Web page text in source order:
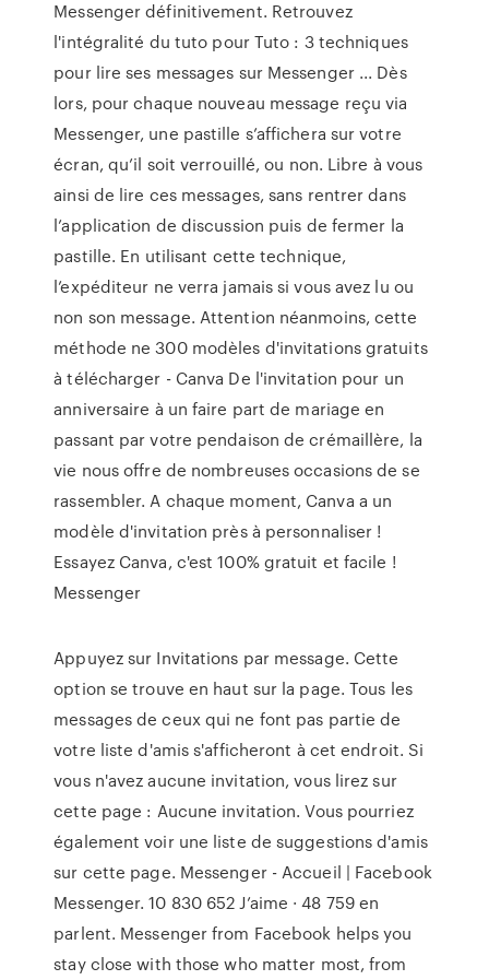
Messenger définitivement. Retrouvez
l'intégralité du tuto pour Tuto : 3 techniques
pour lire ses messages sur Messenger ... Dès
lors, pour chaque nouveau message reçu via
Messenger, une pastille s’affichera sur votre
écran, qu’il soit verrouillé, ou non. Libre à vous
ainsi de lire ces messages, sans rentrer dans
l’application de discussion puis de fermer la
pastille. En utilisant cette technique,
l’expéditeur ne verra jamais si vous avez lu ou
non son message. Attention néanmoins, cette
méthode ne 300 modèles d'invitations gratuits
à télécharger - Canva De l'invitation pour un
anniversaire à un faire part de mariage en
passant par votre pendaison de crémaillère, la
vie nous offre de nombreuses occasions de se
rassembler. A chaque moment, Canva a un
modèle d'invitation près à personnaliser !
Essayez Canva, c'est 100% gratuit et facile !
Messenger
Appuyez sur Invitations par message. Cette
option se trouve en haut sur la page. Tous les
messages de ceux qui ne font pas partie de
votre liste d'amis s'afficheront à cet endroit. Si
vous n'avez aucune invitation, vous lirez sur
cette page : Aucune invitation. Vous pourriez
également voir une liste de suggestions d'amis
sur cette page. Messenger - Accueil | Facebook
Messenger. 10 830 652 J’aime · 48 759 en
parlent. Messenger from Facebook helps you
stay close with those who matter most, from